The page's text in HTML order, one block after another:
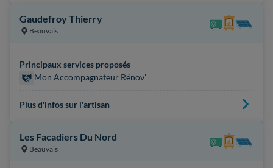
Gaudefroy Thierry
Beauvais
Principaux services proposés
Mon Accompagnateur Rénov'
Plus d'infos sur l'artisan
Les Facadiers Du Nord
Beauvais